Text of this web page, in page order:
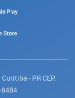
- PR CEP:
8484